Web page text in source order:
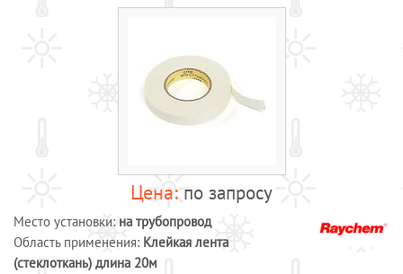
Обогрев кровли и водостоков
Обогрев пандусов и ступеней
Обогрев трубопроводов и
Готовые комплекты для обогрева
Обогрев бетона
Системы обогрева пола
по запросу
Место установки: на трубопровод
Область применения: Клейкая лента
(стеклоткань) длина 20м